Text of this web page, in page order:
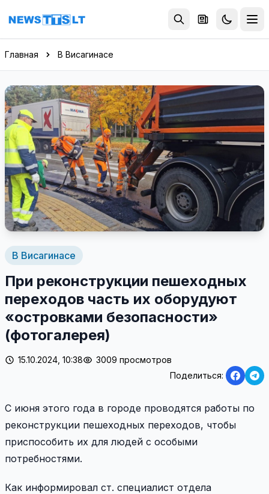
Перейти к содержимому
Главная В Висагинасе
В Висагинасе
При реконструкции пешеходных
переходов часть их оборудуют
«островками безопасности»
(фотогалерея)
15.10.2024, 10:38
3009 просмотров
Поделиться:
С июня этого года в городе проводятся работы по
реконструкции пешеходных переходов, чтобы
приспособить их для людей с особыми
потребностями.
Как информировал ст. специалист отдела